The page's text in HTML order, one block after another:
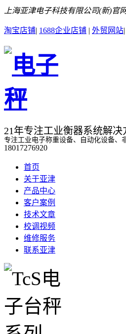
上海亚津电子科技有限公司(新)官
淘宝店铺| 1688企业店铺 | 外贸网站|
21年专注工业衡器系统解决
专注工业电子称重设备、自动化设备、
18017276920
首页
关于亚津
产品中心
客户案例
技术文章
校调视频
维修服务
联系亚津